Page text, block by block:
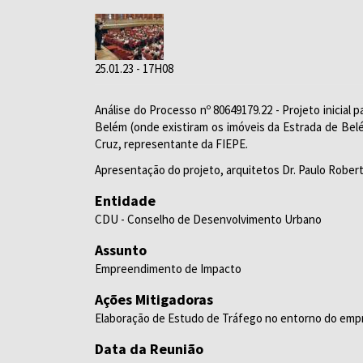
25.01.23 - 17H08
Análise do Processo nº 80649179.22 - Projeto
Belém (onde existiram os imóveis da Estrada de
Cruz, representante da FIEPE.
Apresentação do projeto, arquitetos Dr. Paulo
Entidade
CDU - Conselho de Desenvolvimento Urbano
Assunto
Empreendimento de Impacto
Ações Mitigadoras
Elaboração de Estudo de Tráfego no entorno do
Data da Reunião